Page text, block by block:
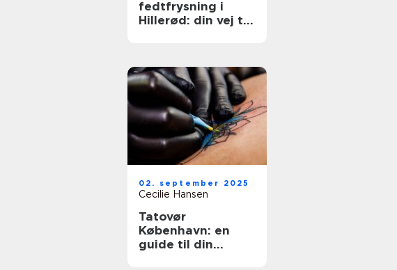
fedtfrysning i
Hillerød: din vej til
02. september 2025
Cecilie Hansen
Tatovør
København: en
guide til din